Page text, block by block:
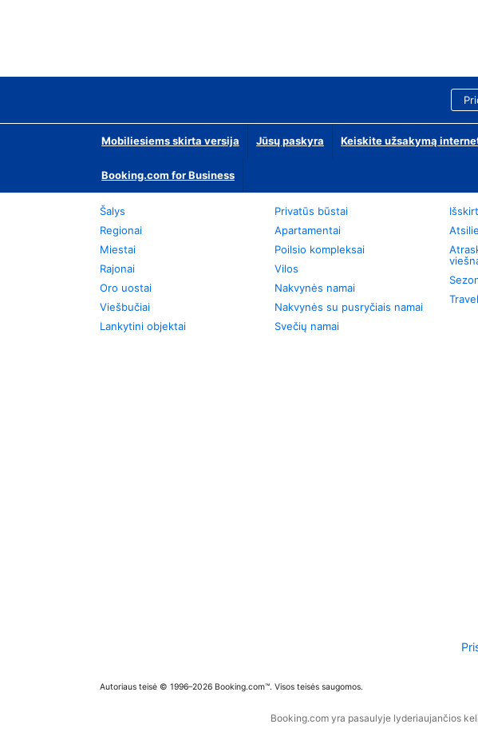
Mobiliesiems skirta versija Jūsų paskyra Keiskite užsakymą
Booking.com for Business
Šalys
Regionai
Miestai
Rajonai
Oro uostai
Viešbučiai
Lankytini objektai
Privatūs būstai
Apartamentai
Poilsio kompleksai
Vilos
Nakvynės namai
Nakvynės su pusryčiais namai
Svečių namai
Autoriaus teisė © 1996–2026 Booking.com™. Visos teisės saugomos.
Booking.com yra pasaulyje lyderiaujančios